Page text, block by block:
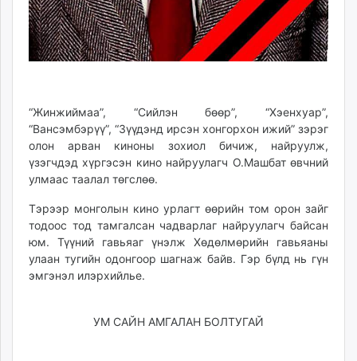
shuurhai.mn
unuudur.mn
isee.mn
itoim.mn
tumen.mn
shuum.mn
times.mn
mass.mn
unegui.mn
assa.mn
toim.mn
“Жинжиймаа”, “Сийлэн бөөр”, “Хэенхуар”,
“Вансэмбэрүү”, “Зүүдэнд ирсэн хонгорхон ижий” зэрэг
олон арван киноны зохиол бичиж, найруулж,
үзэгчдэд хүргэсэн кино найруулагч О.Машбат өвчний
улмаас таалал төгслөө.
Тэрээр монголын кино урлагт өөрийн том орон зайг
тодоос тод тамгалсан чадварлаг найруулагч байсан
юм. Түүний гавьяаг үнэлж Хөдөлмөрийн гавьяаны
улаан тугийн одонгоор шагнаж байв. Гэр бүлд нь гүн
эмгэнэл илэрхийлье.
УМ САЙН АМГАЛАН БОЛТУГАЙ